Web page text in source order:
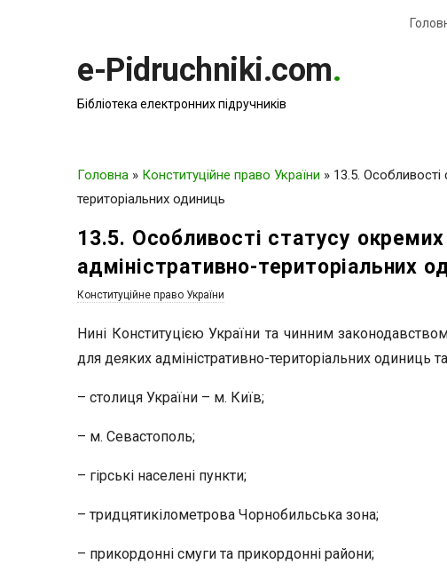
e-Pidruchniki.com.
Бібліотека електронних підручників
Головна » Конституційне право України » 13.5. Особливості
територіальних одиниць
13.5. Особливості статусу окремих
адміністративно-територіальних
Конституційне право України
Нині Конституцією України та чинним
для деяких адміністративно-територіальних одиниць
– столиця України – м. Київ;
– м. Севастополь;
– гірські населені пункти;
– тридцятикілометрова Чорнобильська зона;
– прикордонні смуги та прикордонні райони;